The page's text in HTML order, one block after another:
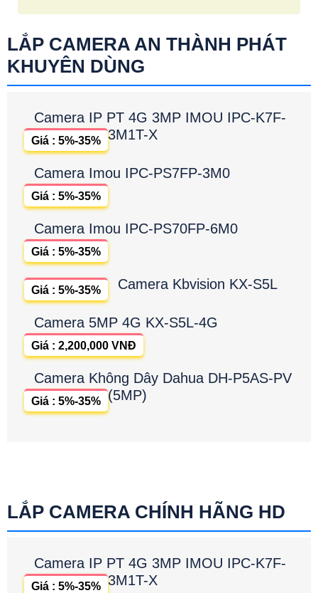
LẮP CAMERA AN THÀNH PHÁT
KHUYÊN DÙNG
Camera IP PT 4G 3MP IMOU IPC-K7F-
3M1T-X
Giá : 5%-35%
Camera Imou IPC-PS7FP-3M0
Giá : 5%-35%
Camera Imou IPC-PS70FP-6M0
Giá : 5%-35%
Camera Kbvision KX-S5L
Giá : 5%-35%
Camera 5MP 4G KX-S5L-4G
Giá : 2,200,000 VNĐ
Camera Không Dây Dahua DH-P5AS-PV
(5MP)
Giá : 5%-35%
LẮP CAMERA CHÍNH HÃNG HD
Camera IP PT 4G 3MP IMOU IPC-K7F-
3M1T-X
Giá : 5%-35%